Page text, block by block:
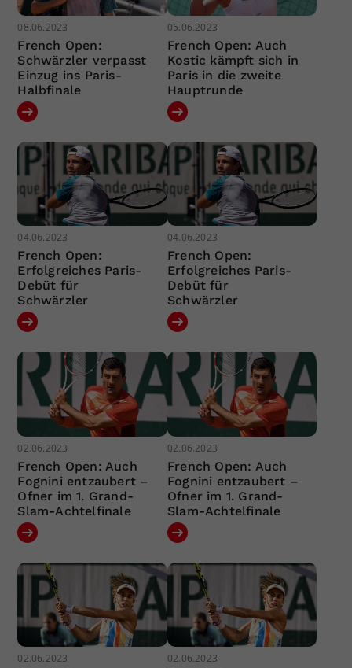
08.06.2023
French Open:
Schwärzler verpasst
Einzug ins Paris-
Halbfinale
05.06.2023
French Open: Auch
Kostic kämpft sich in
Paris in die zweite
Hauptrunde
04.06.2023
French Open:
Erfolgreiches Paris-
Debüt für
Schwärzler
04.06.2023
French Open:
Erfolgreiches Paris-
Debüt für
Schwärzler
02.06.2023
French Open: Auch
Fognini entzaubert –
Ofner im 1. Grand-
Slam-Achtelfinale
02.06.2023
French Open: Auch
Fognini entzaubert –
Ofner im 1. Grand-
Slam-Achtelfinale
02.06.2023 02.06.2023